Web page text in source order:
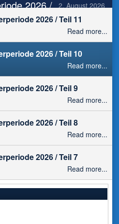
2026 / Teil 11
Read more...
2026 / Teil 10
Read more...
2026 / Teil 9
Read more...
2026 / Teil 8
Read more...
2026 / Teil 7
Read more...